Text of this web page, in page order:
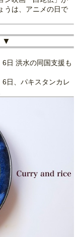
うは、アニメの日で
▼
日 洪水の同国支援も
6日、パキスタンカレ